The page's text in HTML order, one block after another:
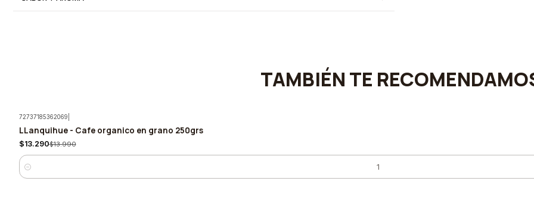
TAMBIÉN TE
-5%
72737185362069
LLanquihue - Cafe organico en grano 250grs
$13.290$13.990
Cantidad